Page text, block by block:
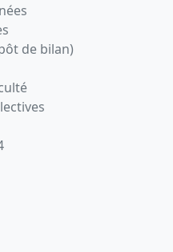
de bilan)